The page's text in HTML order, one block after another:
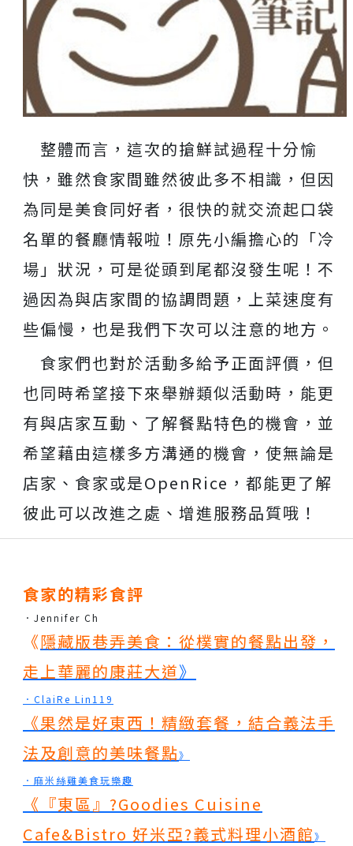
主廚回應因
厚薄不同造
成，但我仍
給哭臉，建
意。
整體而言，這次的搶鮮試過程十分愉
快，雖然食家間雖然彼此多不相識，但因
為同是美食同好者，很快的就交流起口袋
名單的餐廳情報啦！原先小編擔心的「冷
場」狀況，可是從頭到尾都沒發生呢！不
過因為與店家間的協調問題，上菜速度有
些偏慢，也是我們下次可以注意的地方。
食家們也對於活動多給予正面評價，但
也同時希望接下來舉辦類似活動時，能更
有與店家互動、了解餐點特色的機會，並
希望藉由這樣多方溝通的機會，使無論是
店家、食家或是OpenRice，都能更了解
彼此可以改進之處、增進服務品質哦！
食家的精彩食評
．Jennifer Ch
《隱藏版巷弄美食：從樸實的餐點出發，
走上華麗的康莊大道》
．ClaiRe Lin119
《果然是好東西！精緻套餐，結合義法手
法及創意的美味餐點》
．麻米絲雞美食玩樂趣
《 『東區』?Goodies Cuisine
Cafe&Bistro 好米亞?義式料理小酒館》